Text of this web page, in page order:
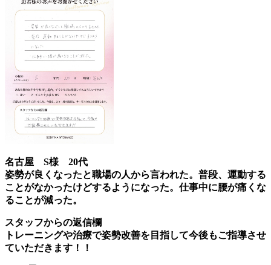
名古屋 S様 20代
姿勢が良くなったと職場の人から言われた。普段、運動する
ことがなかったけどするようになった。仕事中に腰が痛くな
ることが減った。
スタッフからの返信欄
トレーニングや治療で姿勢改善を目指して今後もご指導させ
ていただきます！！